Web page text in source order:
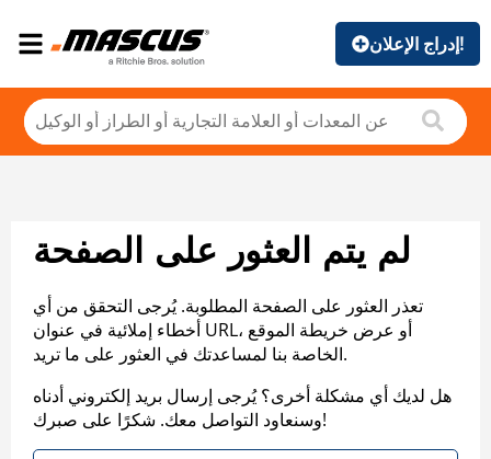
إدراج الإعلان!
لم يتم العثور على الصفحة
تعذر العثور على الصفحة المطلوبة. يُرجى التحقق من أي
أخطاء إملائية في عنوان URL، أو عرض خريطة الموقع
الخاصة بنا لمساعدتك في العثور على ما تريد.
هل لديك أي مشكلة أخرى؟ يُرجى إرسال بريد إلكتروني أدناه
وسنعاود التواصل معك. شكرًا على صبرك!